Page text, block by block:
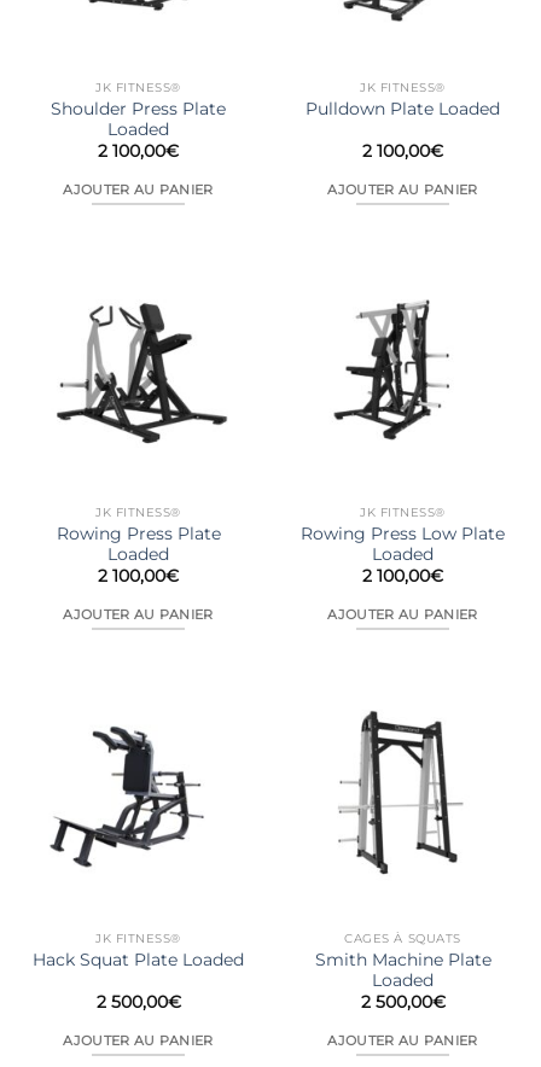
JK FITNESS®
Shoulder Press Plate
Loaded
2 100,00€
AJOUTER AU PANIER
JK FITNESS®
Pulldown Plate Loaded
2 100,00€
AJOUTER AU PANIER
JK FITNESS®
Rowing Press Plate
Loaded
2 100,00€
AJOUTER AU PANIER
JK FITNESS®
Rowing Press Low Plate
Loaded
2 100,00€
AJOUTER AU PANIER
JK FITNESS®
Hack Squat Plate Loaded
2 500,00€
AJOUTER AU PANIER
CAGES À SQUATS
Smith Machine Plate
Loaded
2 500,00€
AJOUTER AU PANIER